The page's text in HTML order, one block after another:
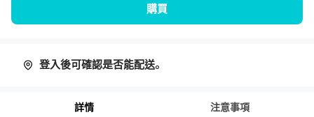
購買
登入後可確認是否能配送。
詳情 注意事項